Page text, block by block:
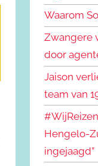
Waarom
Zwangere
door
Jaison
team van
Hengelo-
ingejaagd”